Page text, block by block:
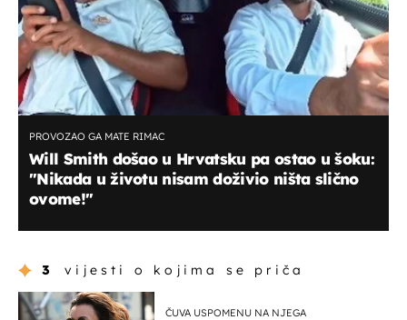
PROVOZAO GA MATE RIMAC
Will Smith došao u Hrvatsku pa ostao u šoku:
"Nikada u životu nisam doživio ništa slično
ovome!"
3 vijesti o kojima se priča
ČUVA USPOMENU NA NJEGA